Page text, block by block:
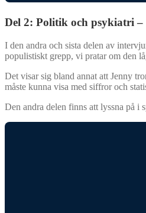
Del 2: Politik och psykiatri
I den andra och sista delen av
populistiskt grepp, vi pratar om den
Det visar sig bland annat att Jenny
måste kunna visa med siffror och
Den andra delen finns att lyssna på i